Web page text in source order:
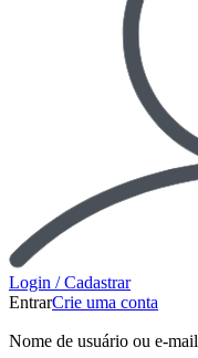
Login / Cadastrar
EntrarCrie uma conta
Nome de usuário ou e-mail